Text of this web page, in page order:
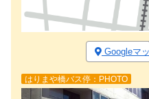
Googleマ
はりまや橋バス停：PHOTO